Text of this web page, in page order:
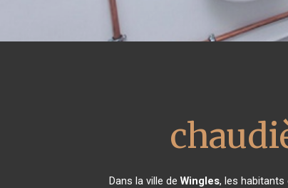
Dans la ville de Wingles, les